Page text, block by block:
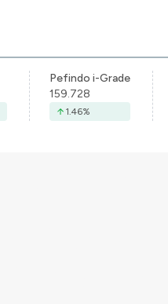
Pefindo i-Grade
159.728
1.46%